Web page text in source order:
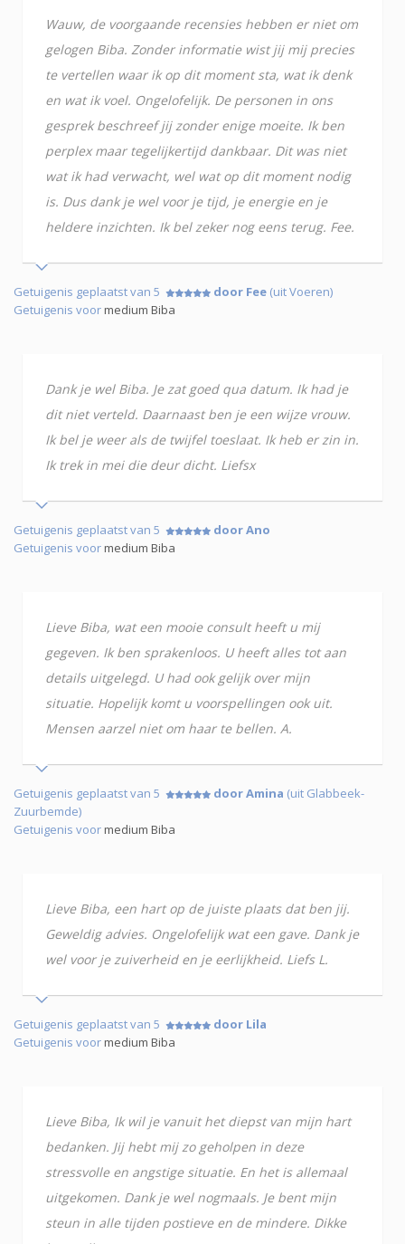
Wauw, de voorgaande recensies hebben er niet om
gelogen Biba. Zonder informatie wist jij mij precies
te vertellen waar ik op dit moment sta, wat ik denk
en wat ik voel. Ongelofelijk. De personen in ons
gesprek beschreef jij zonder enige moeite. Ik ben
perplex maar tegelijkertijd dankbaar. Dit was niet
wat ik had verwacht, wel wat op dit moment nodig
is. Dus dank je wel voor je tijd, je energie en je
heldere inzichten. Ik bel zeker nog eens terug. Fee.
Getuigenis geplaatst van 5 door Fee (uit Voeren)
Getuigenis voormedium Biba
Dank je wel Biba. Je zat goed qua datum. Ik had je
dit niet verteld. Daarnaast ben je een wijze vrouw.
Ik bel je weer als de twijfel toeslaat. Ik heb er zin in.
Ik trek in mei die deur dicht. Liefsx
Getuigenis geplaatst van 5
door Ano
Getuigenis voormedium Biba
Lieve Biba, wat een mooie consult heeft u mij
gegeven. Ik ben sprakenloos. U heeft alles tot aan
details uitgelegd. U had ook gelijk over mijn
situatie. Hopelijk komt u voorspellingen ook uit.
Mensen aarzel niet om haar te bellen. A.
Getuigenis geplaatst van 5 door Amina (uit Glabbeek-
Zuurbemde)
Getuigenis voormedium Biba
Lieve Biba, een hart op de juiste plaats dat ben jij.
Geweldig advies. Ongelofelijk wat een gave. Dank je
wel voor je zuiverheid en je eerlijkheid. Liefs L.
Getuigenis geplaatst van 5
door Lila
Getuigenis voormedium Biba
Lieve Biba, Ik wil je vanuit het diepst van mijn hart
bedanken. Jij hebt mij zo geholpen in deze
stressvolle en angstige situatie. En het is allemaal
uitgekomen. Dank je wel nogmaals. Je bent mijn
steun in alle tijden postieve en de mindere. Dikke